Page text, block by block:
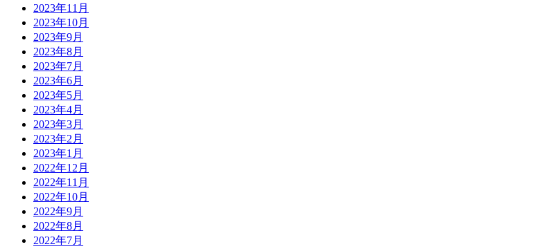
2023年11月
2023年10月
2023年9月
2023年8月
2023年7月
2023年6月
2023年5月
2023年4月
2023年3月
2023年2月
2023年1月
2022年12月
2022年11月
2022年10月
2022年9月
2022年8月
2022年7月